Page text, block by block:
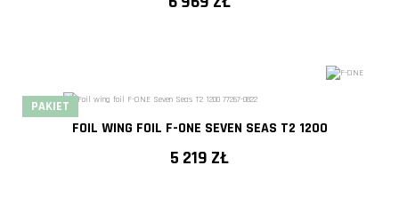
FOIL WING FOIL F-ONE SEVEN SEAS T2 1200
5 219 ZŁ
PAKIET